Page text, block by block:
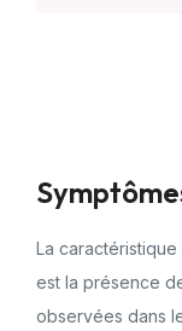
La
est la présence
observées dans